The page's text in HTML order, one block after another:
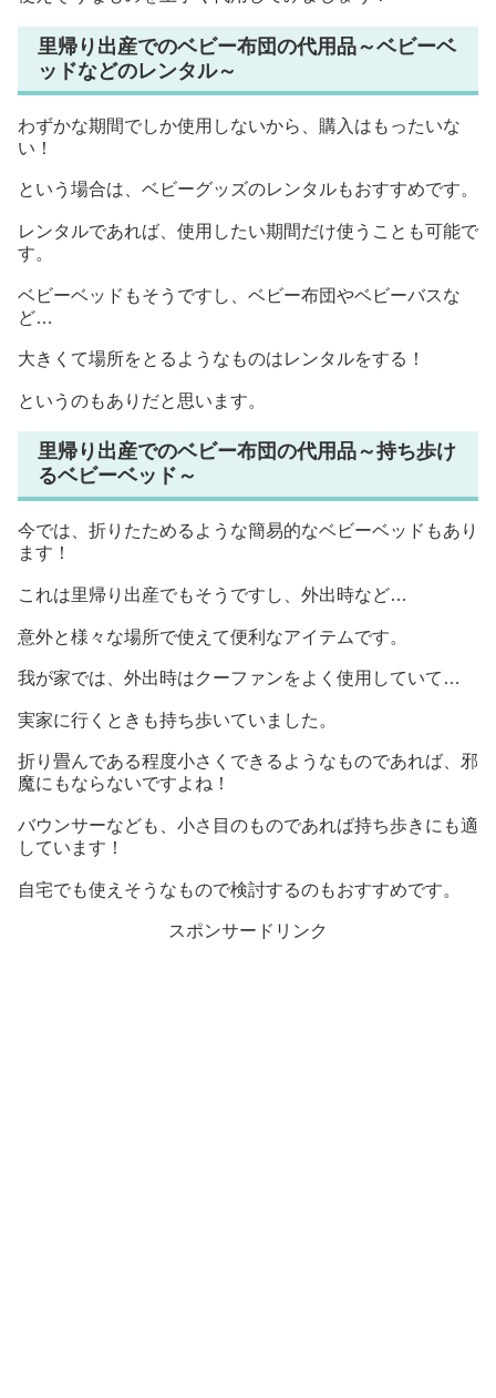
里帰り出産でのベビー布団の代用品～ベビーベ
ッドなどのレンタル～
わずかな期間でしか使用しないから、購入はもったいな
い！
という場合は、ベビーグッズのレンタルもおすすめです。
レンタルであれば、使用したい期間だけ使うことも可能で
す。
ベビーベッドもそうですし、ベビー布団やベビーバスな
ど…
大きくて場所をとるようなものはレンタルをする！
というのもありだと思います。
里帰り出産でのベビー布団の代用品～持ち歩け
るベビーベッド～
今では、折りたためるような簡易的なベビーベッドもあり
ます！
これは里帰り出産でもそうですし、外出時など…
意外と様々な場所で使えて便利なアイテムです。
我が家では、外出時はクーファンをよく使用していて…
実家に行くときも持ち歩いていました。
折り畳んである程度小さくできるようなものであれば、邪
魔にもならないですよね！
バウンサーなども、小さ目のものであれば持ち歩きにも適
しています！
自宅でも使えそうなもので検討するのもおすすめです。
スポンサードリンク